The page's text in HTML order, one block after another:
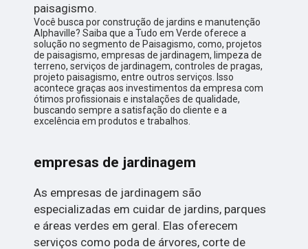
paisagismo.
Você busca por construção de jardins e manutenção
Alphaville? Saiba que a Tudo em Verde oferece a
solução no segmento de Paisagismo, como, projetos
de paisagismo, empresas de jardinagem, limpeza de
terreno, serviços de jardinagem, controles de pragas,
projeto paisagismo, entre outros serviços. Isso
acontece graças aos investimentos da empresa com
ótimos profissionais e instalações de qualidade,
buscando sempre a satisfação do cliente e a
excelência em produtos e trabalhos.
empresas de jardinagem
As empresas de jardinagem são
especializadas em cuidar de jardins, parques
e áreas verdes em geral. Elas oferecem
serviços como poda de árvores, corte de